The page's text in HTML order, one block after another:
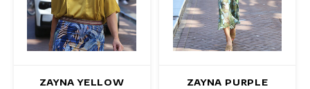
ZAYNA YELLOW
ZAYNA PURPLE